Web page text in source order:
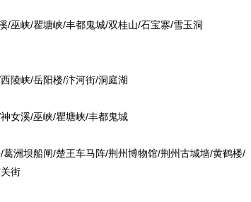
/巫峡/瞿塘峡/丰都鬼城/双桂山/石宝寨/雪玉洞
陵峡/岳阳楼/汴河街/洞庭湖
女溪/巫峡/瞿塘峡/丰都鬼城
洲坝船闸/楚王车马阵/荆州博物馆/荆州古城墙/黄鹤楼/
街